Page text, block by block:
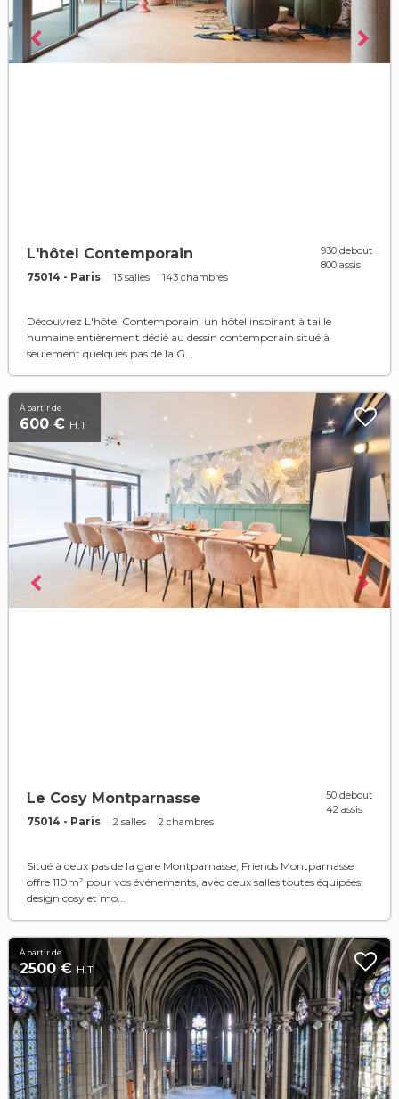
L'hôtel Contemporain
75014 - Paris 13 salles 143 chambres
930 debout
800 assis
Découvrez L'hôtel Contemporain, un hôtel inspirant à taille
humaine entièrement dédié au dessin contemporain situé à
seulement quelques pas de la G...
À partir de
600 € H.T
Le Cosy Montparnasse
75014 - Paris 2 salles 2 chambres
50 debout
42 assis
Situé à deux pas de la gare Montparnasse, Friends Montparnasse
offre 110m² pour vos événements, avec deux salles toutes équipées:
design cosy et mo...
À partir de
2500 € H.T